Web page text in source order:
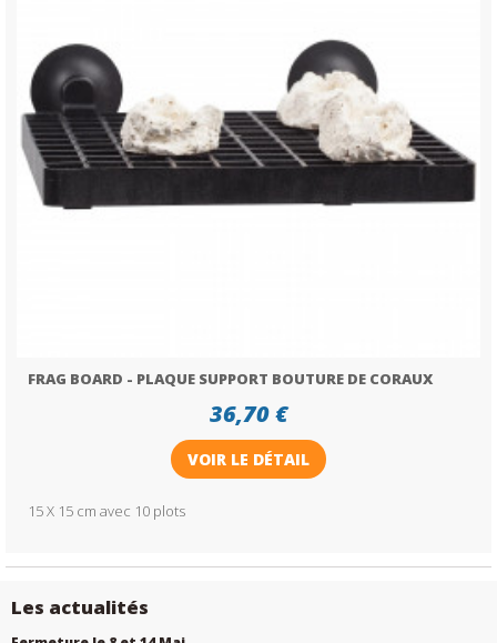
FRAG BOARD - PLAQUE SUPPORT BOUTURE DE CORAUX
36,70 €
VOIR LE DÉTAIL
15 X 15 cm avec 10 plots
Les actualités